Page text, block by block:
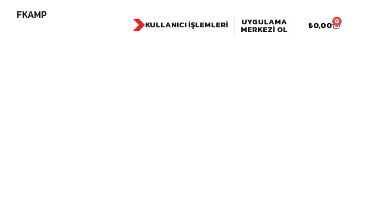
FKAMP
KULLANICI İŞLEMLERI UYGULAMA
MERKEZI OL ₺0,00 0